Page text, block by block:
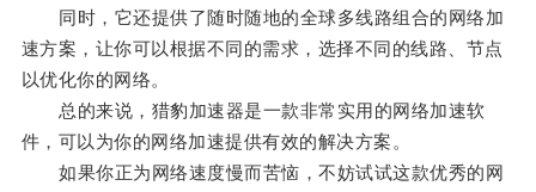
同时，它还提供了随时随地的全球多线路组合的网络加
速方案，让你可以根据不同的需求，选择不同的线路、节点
以优化你的网络。
总的来说，猎豹加速器是一款非常实用的网络加速软
件，可以为你的网络加速提供有效的解决方案。
如果你正为网络速度慢而苦恼，不妨试试这款优秀的网